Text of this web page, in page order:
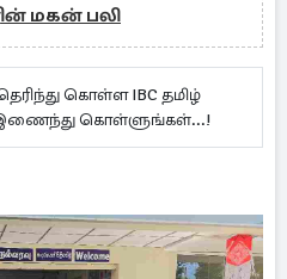
மகன் பலி
கொள்ள IBC தமிழ்
கொள்ளுங்கள்...!